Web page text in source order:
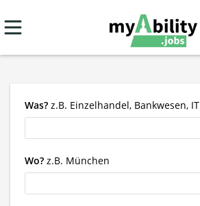
Was? z.B. Einzelhandel, Bankwesen, IT
Wo? z.B. München